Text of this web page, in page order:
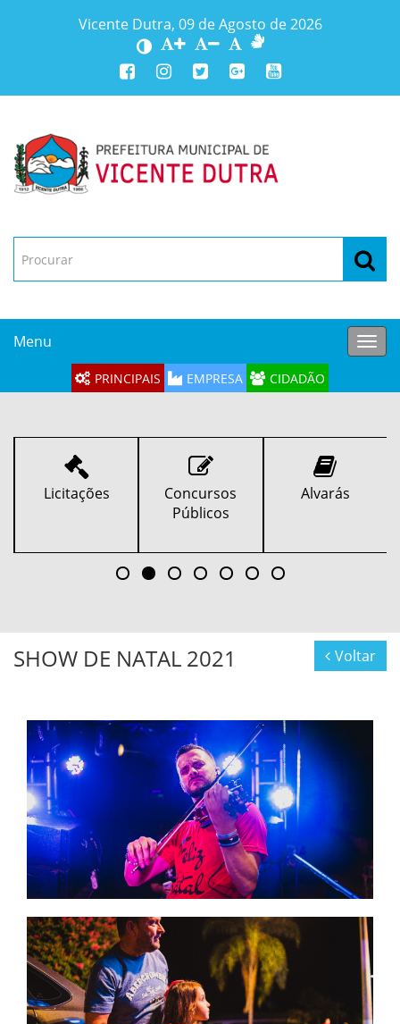
Vicente Dutra, 09 de Agosto de 2026
Menu
PRINCIPAIS EMPRESA CIDADÃO
Concursos
Alvarás Ouvidoria
SHOW DE NATAL 2021 Voltar